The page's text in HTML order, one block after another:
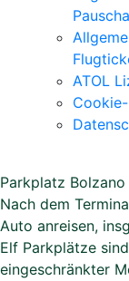
ATOL
Parkplatz
Nach dem
Auto anreisen,
Elf Parkplätze
eingeschränkter